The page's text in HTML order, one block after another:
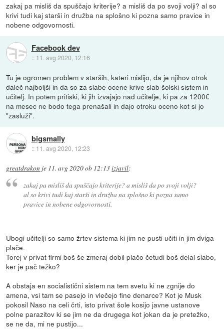
zakaj pa misliš da spuščajo kriterije? a misliš da po svoji volji? al so
krivi tudi kaj starši in družba na splošno ki pozna samo pravice in
nobene odgovornosti.
Facebook dev
:: 11. avg 2020, 12:16
Tu je ogromen problem v starših, kateri mislijo, da je njihov otrok
daleč najboljši in da so za slabe ocene krive slab šolski sistem in
učitelj. In potem pritiski, ki jih izvajajo nad učitelje, ki pa za 1200€
na mesec ne bodo tega prenašali in dajo otroku oceno kot si jo
"zasluži".
bigsmally
:: 11. avg 2020, 12:23
greatdrakon je 11. avg 2020 ob 12:13izjavil:
zakaj pa misliš da spuščajo kriterije? a misliš da po svoji volji?
al so krivi tudi kaj starši in družba na splošno ki pozna samo
pravice in nobene odgovornosti.
Ubogi učitelji so samo žrtev sistema ki jim ne pusti učiti in jim dviga
plače.
Torej v privat firmi boš še zmeraj dobil plačo četudi boš delal slabo,
ker je pač težko?
A obstaja en socialistični sistem na tem svetu ki ne zgnije do
amena, vsi tam se pasejo in vlečejo fine denarce? Kot je Musk
pokosil Naso na celi črti, isto privat šole kosijo javne ustanove
polne parazitov ki se jim ne da drugega kot jokan da je pretežko,
se ne da, mi ne pustijo...